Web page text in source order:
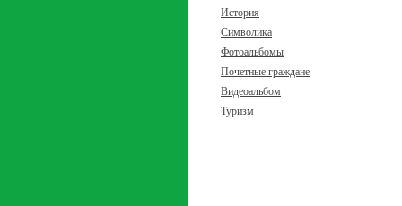
История
Символика
Фотоальбомы
Почетные граждане
Видеоальбом
Туризм